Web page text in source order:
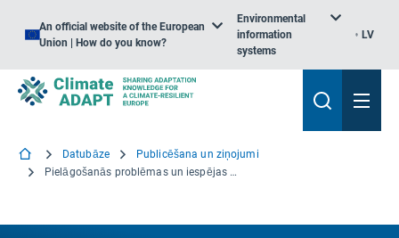
An official website of the European
Union | How do you know?
Environmental
information
systems
LV
Datubāze
Publicēšana un ziņojumi
Pielāgošanās problēmas un iespējas Eiropas energosistēmai